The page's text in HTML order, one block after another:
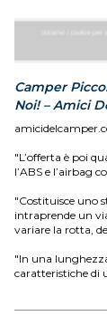
Camper
Noi! – Amici
"L’offerta è poi
l’ABS e l’airbag
"Costituisce uno
intraprende un
variare la rotta,
"In una
caratteristiche di